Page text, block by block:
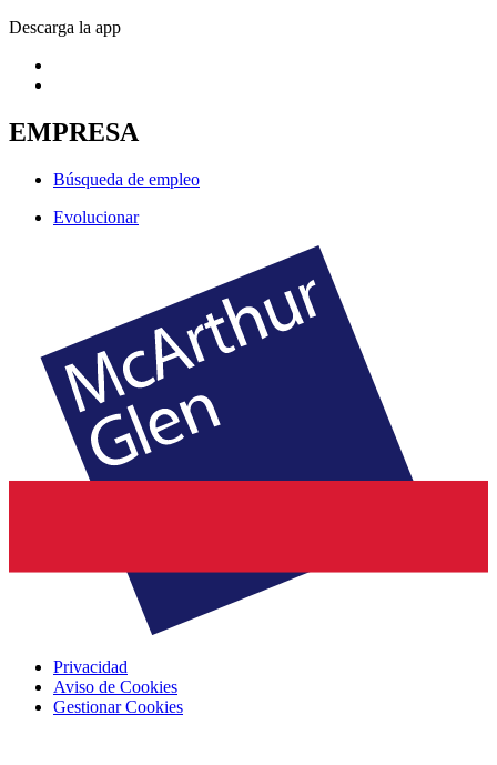
Descarga la app
EMPRESA
Búsqueda de empleo
Evolucionar
Privacidad
Aviso de Cookies
Gestionar Cookies